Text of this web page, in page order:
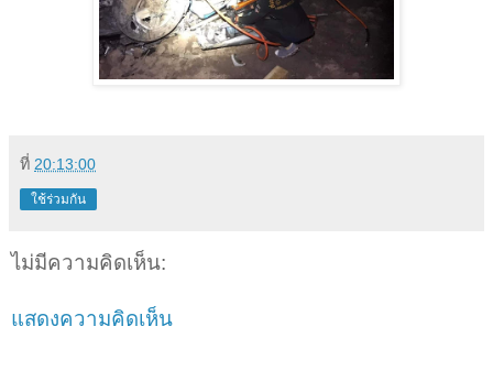
ที่ 20:13:00
ใช้ร่วมกัน
ไม่มีความคิดเห็น:
แสดงความคิดเห็น